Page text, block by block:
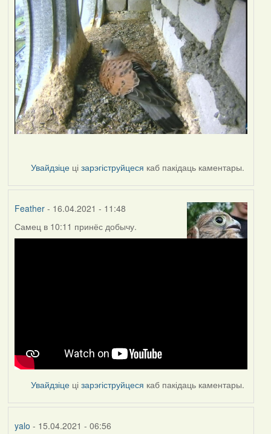
Увайдзіце цізарэгіструйцеся каб пакідаць каментары.
Feather- 16.04.2021 - 11:48
Самец в 10:11 принёс добычу.
Увайдзіце цізарэгіструйцеся каб пакідаць каментары.
yalo - 15.04.2021 - 06:56